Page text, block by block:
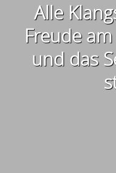
Alle
Freude
und das